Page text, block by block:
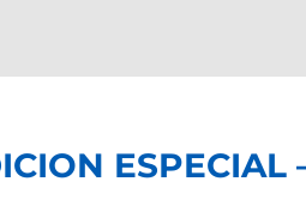
ESPECIAL